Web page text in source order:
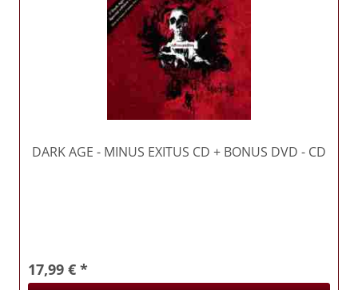
DARK AGE - MINUS EXITUS CD + BONUS DVD - CD
17,99 € *